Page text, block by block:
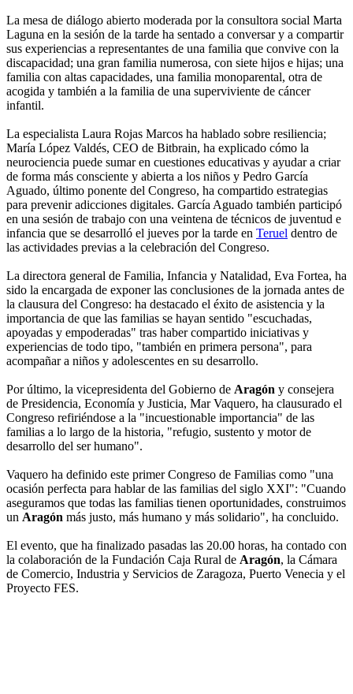
La mesa de diálogo abierto moderada por la consultora social Marta
Laguna en la sesión de la tarde ha sentado a conversar y a compartir
sus experiencias a representantes de una familia que convive con la
discapacidad; una gran familia numerosa, con siete hijos e hijas; una
familia con altas capacidades, una familia monoparental, otra de
acogida y también a la familia de una superviviente de cáncer
infantil.
La especialista Laura Rojas Marcos ha hablado sobre resiliencia;
María López Valdés, CEO de Bitbrain, ha explicado cómo la
neurociencia puede sumar en cuestiones educativas y ayudar a criar
de forma más consciente y abierta a los niños y Pedro García
Aguado, último ponente del Congreso, ha compartido estrategias
para prevenir adicciones digitales. García Aguado también participó
en una sesión de trabajo con una veintena de técnicos de juventud e
infancia que se desarrolló el jueves por la tarde en Teruel dentro de
las actividades previas a la celebración del Congreso.
La directora general de Familia, Infancia y Natalidad, Eva Fortea, ha
sido la encargada de exponer las conclusiones de la jornada antes de
la clausura del Congreso: ha destacado el éxito de asistencia y la
importancia de que las familias se hayan sentido "escuchadas,
apoyadas y empoderadas" tras haber compartido iniciativas y
experiencias de todo tipo, "también en primera persona", para
acompañar a niños y adolescentes en su desarrollo.
Por último, la vicepresidenta del Gobierno de Aragón y consejera
de Presidencia, Economía y Justicia, Mar Vaquero, ha clausurado el
Congreso refiriéndose a la "incuestionable importancia" de las
familias a lo largo de la historia, "refugio, sustento y motor de
desarrollo del ser humano".
Vaquero ha definido este primer Congreso de Familias como "una
ocasión perfecta para hablar de las familias del siglo XXI": "Cuando
aseguramos que todas las familias tienen oportunidades, construimos
un Aragón más justo, más humano y más solidario", ha concluido.
El evento, que ha finalizado pasadas las 20.00 horas, ha contado con
la colaboración de la Fundación Caja Rural de Aragón, la Cámara
de Comercio, Industria y Servicios de Zaragoza, Puerto Venecia y el
Proyecto FES.